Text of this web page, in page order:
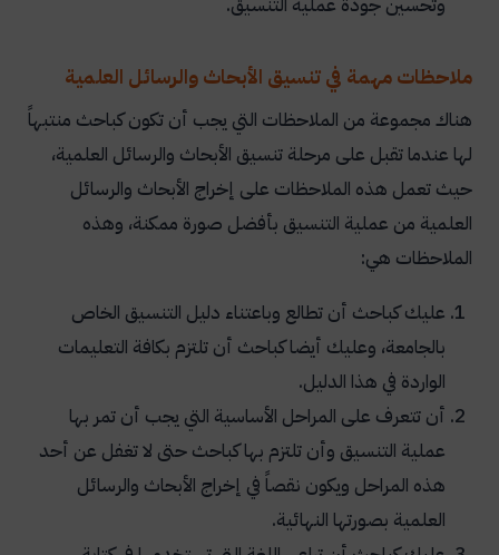
ملاحظات مهمة في تنسيق الأبحاث والرسائل العلمية
هناك مجموعة من الملاحظات التي يجب أن تكون كباحث منتبهاً
لها عندما تقبل على مرحلة تنسيق الأبحاث والرسائل العلمية،
حيث تعمل هذه الملاحظات على إخراج الأبحاث والرسائل
العلمية من عملية التنسيق بأفضل صورة ممكنة، وهذه
الملاحظات هي:
عليك كباحث أن تطالع وباعتناء دليل التنسيق الخاص
بالجامعة، وعليك أيضا كباحث أن تلتزم بكافة التعليمات
الواردة في هذا الدليل.
أن تتعرف على المراحل الأساسية التي يجب أن تمر بها
عملية التنسيق وأن تلتزم بها كباحث حتى لا تغفل عن أحد
هذه المراحل ويكون نقصاً في إخراج الأبحاث والرسائل
العلمية بصورتها النهائية.